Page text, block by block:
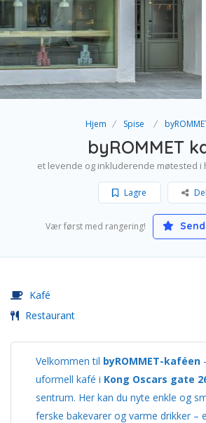
Hjem Spise
byROMMET
et levende og inkluderende møtested i
Lagre Del
Vær først med rangering!
Kafé
Restaurant
Velkommen til byROMMET-kaféen
uformell kafé i Kong Oscars gate
sentrum. Her kan du nyte enkle og
ferske bakevarer og varme drikker –